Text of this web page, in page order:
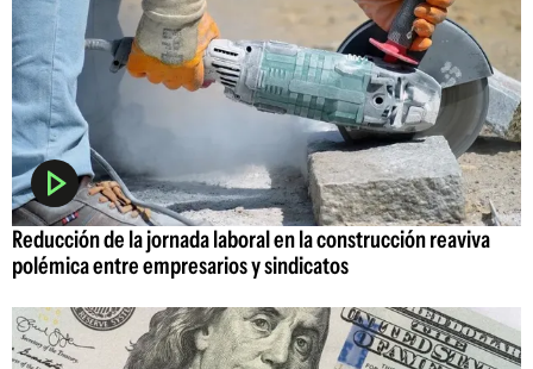
Reducción de la jornada laboral en la construcción reaviva
polémica entre empresarios y sindicatos